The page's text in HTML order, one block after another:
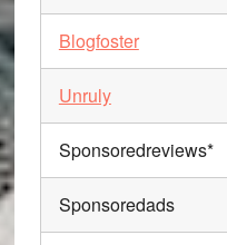
Blogfoster
Unruly
Sponsoredreviews*
Sponsoredads